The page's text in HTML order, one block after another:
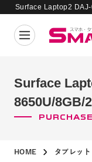
Surface Laptop2
Surface
8650U/8GB/
HOME タブレッ